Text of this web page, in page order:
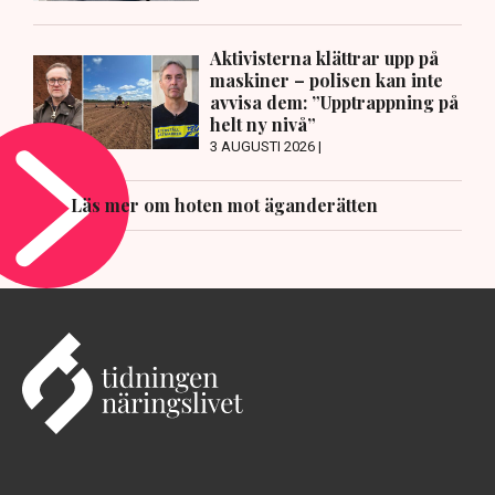
Aktivisterna klättrar upp på
maskiner – polisen kan inte
avvisa dem: ”Upptrappning på
helt ny nivå”
3 AUGUSTI 2026 |
Läs mer om hoten mot äganderätten